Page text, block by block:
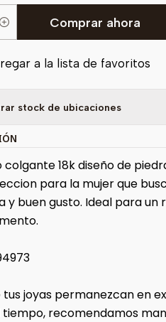
Comprar ahora
a la lista de favoritos
stock de ubicaciones
colgante 18k diseño de
para la mujer que
y buen gusto. Ideal para un
tus joyas permanezcan en
tiempo, recomendamos